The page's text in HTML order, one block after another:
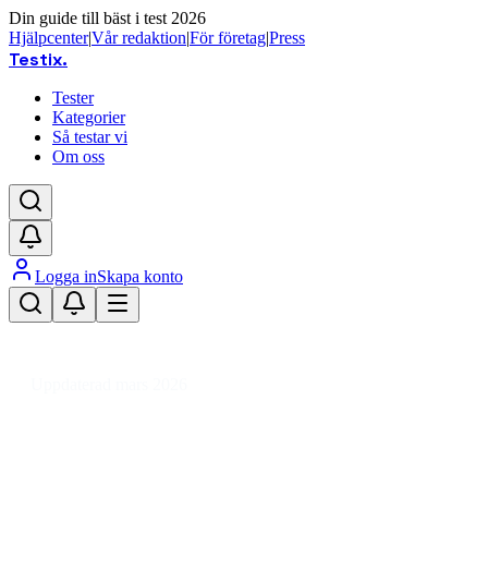
Din guide till bäst i test 2026
Hjälpcenter|Vår redaktion|För företag|Press
Testix.
Tester
Kategorier
Så testar vi
Om oss
Logga inSkapa konto